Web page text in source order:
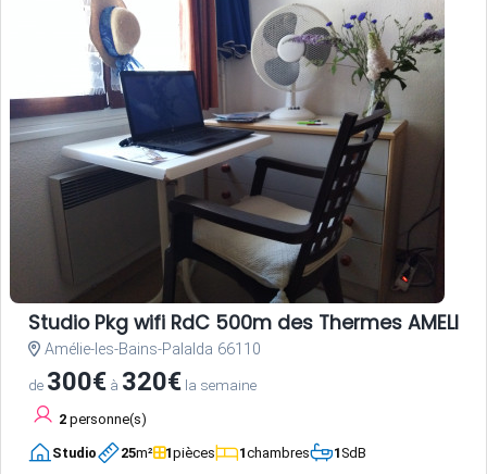
Studio Pkg wifi RdC 500m des Thermes AMELIE
Amélie-les-Bains-Palalda 66110
de 300€ à 320€ la semaine
2 personne(s)
Studio 25m² 1pièces 1chambres 1SdB